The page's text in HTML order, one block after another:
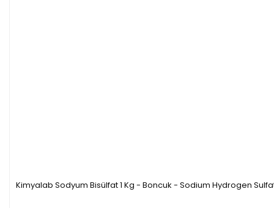
Kimyalab Sodyum Bisülfat 1 Kg - Boncuk - Sodium Hydrogen